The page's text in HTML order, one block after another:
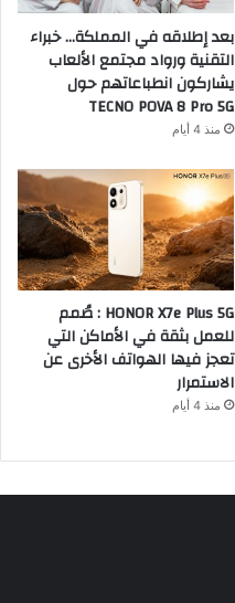
بعد إطلاقه في المملكة… خبراء
التقنية ورواد مجتمع الألعاب
يشاركون انطباعاتهم حول
TECNO POVA 8 Pro 5G
منذ 4 أيام
HONOR X7e Plus 5G : صُمم
للعمل بثقة في الأماكن التي
تعجز فيها الهواتف الأخرى عن
الاستمرار
منذ 4 أيام